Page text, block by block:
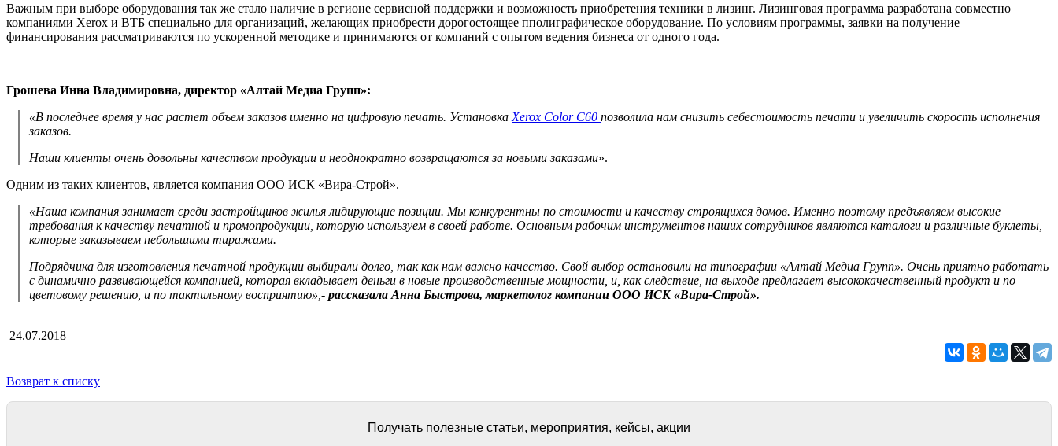
Важным при выборе оборудования так же стало наличие в регионе сервисной поддержки и возможность приобретения техники в лизинг. Лизинговая программа разработана совместно
компаниями Xerox и ВТБ специально для организаций, желающих приобрести дорогостоящее пполиграфическое оборудование. По условиям программы, заявки на получение
финансирования рассматриваются по ускоренной методике и принимаются от компаний с опытом ведения бизнеса от одного года.
Грошева Инна Владимировна, директор «Алтай Медиа Групп»:
«В последнее время у нас растет объем заказов именно на цифровую печать. Установка Xerox Color С60 позволила нам снизить себестоимость печати и увеличить скорость исполнения
заказов.
Наши клиенты очень довольны качеством продукции и неоднократно возвращаются за новыми заказами».
Одним из таких клиентов, является компания ООО ИСК «Вира-Строй».
«Наша компания занимает среди застройщиков жилья лидирующие позиции. Мы конкурентны по стоимости и качеству строящихся домов. Именно поэтому предъявляем высокие
требования к качеству печатной и промопродукции, которую используем в своей работе. Основным рабочим инструментов наших сотрудников являются каталоги и различные буклеты,
которые заказываем небольшими тиражами.
Подрядчика для изготовления печатной продукции выбирали долго, так как нам важно качество. Свой выбор остановили на типографии «Алтай Медиа Групп». Очень приятно работать
с динамично развивающейся компанией, которая вкладывает деньги в новые производственные мощности, и, как следствие, на выходе предлагает высококачественный продукт и по
цветовому решению, и по тактильному восприятию»,- рассказала Анна Быстрова, маркетолог компании ООО ИСК «Вира-Строй».
24.07.2018
Возврат к списку
Получать полезные статьи, мероприятия, кейсы, акции